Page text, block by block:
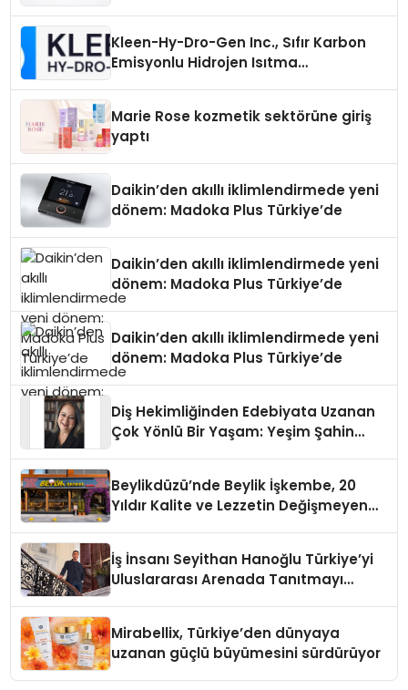
Kleen-Hy-Dro-Gen Inc., Sıfır Karbon
Emisyonlu Hidrojen Isıtma
Marie Rose kozmetik sektörüne giriş
yaptı
Daikin’den akıllı iklimlendirmede yeni
dönem: Madoka Plus Türkiye’de
Daikin’den akıllı iklimlendirmede yeni
dönem: Madoka Plus Türkiye’de
Daikin’den akıllı iklimlendirmede yeni
dönem: Madoka Plus Türkiye’de
Diş Hekimliğinden Edebiyata Uzanan
Çok Yönlü Bir Yaşam: Yeşim Şahin
Beylikdüzü’nde Beylik İşkembe, 20
Yıldır Kalite ve Lezzetin Değişmeyen
İş İnsanı Seyithan Hanoğlu Türkiye’yi
Uluslararası Arenada Tanıtmayı
Mirabellix, Türkiye’den dünyaya
uzanan güçlü büyümesini sürdürüyor